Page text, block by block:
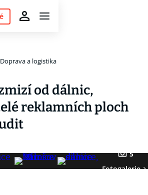
Doprava a logistika
od dálnic,
reklamních ploch
5
Fotogalerie